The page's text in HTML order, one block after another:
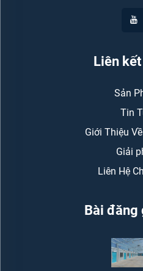
Liên
Sản
Tin
Giới Thiệu
Giải
Liên Hệ
Bài đăng